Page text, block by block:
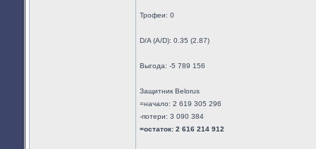
Трофеи: 0
D/A (A/D): 0.35 (2.87)
Выгода: -5 789 156
Защитник Belorus
=начало: 2 619 305 296
-потери: 3 090 384
=остаток: 2 616 214 912